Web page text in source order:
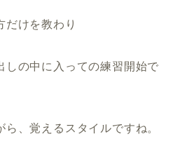
だけを教わり
しの中に入っての練習開始で
、覚えるスタイルですね。